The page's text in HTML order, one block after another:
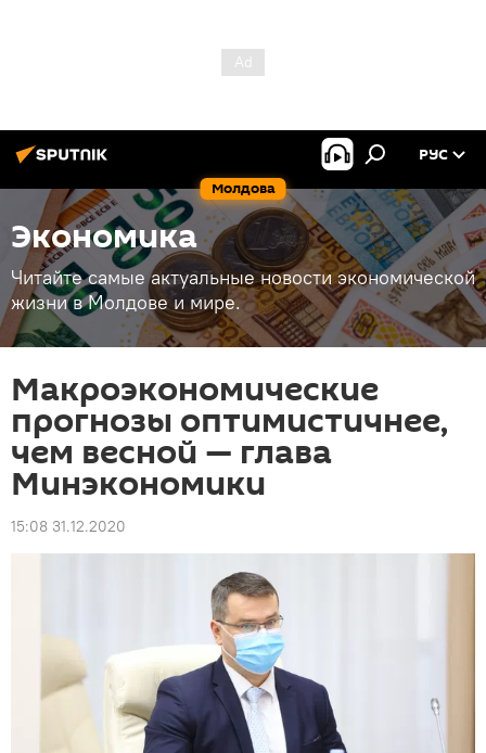
Молдова
РУС
Экономика
Читайте самые актуальные новости экономической
жизни в Молдове и мире.
Макроэкономические
прогнозы оптимистичнее,
чем весной — глава
Минэкономики
15:08 31.12.2020